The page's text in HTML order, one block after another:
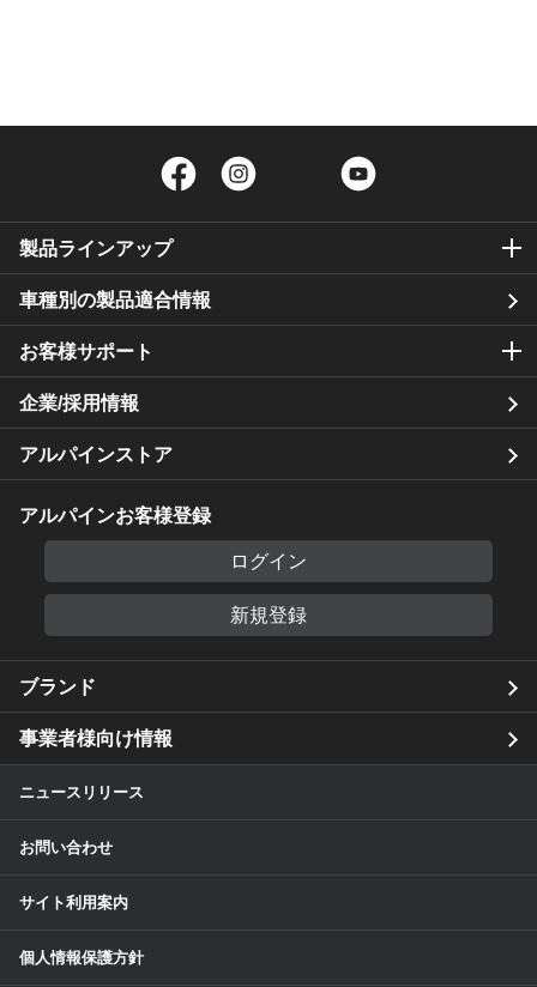
Facebook Twitter
製品ラインアップ
車種別の製品適合情報
お客様サポート
企業/採用情報
アルパインストア
アルパインお客様登録
ログイン
新規登録
ブランド
事業者様向け情報
ニュースリリース
お問い合わせ
サイト利用案内
個人情報保護方針